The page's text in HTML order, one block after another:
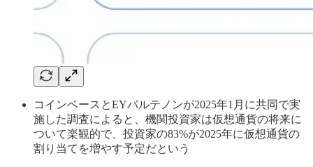
コインベースとEYパルテノンが2025年1月に共同で実
施した調査によると、機関投資家は仮想通貨の将来に
ついて楽観的で、投資家の83%が2025年に仮想通貨の
割り当てを増やす予定だという